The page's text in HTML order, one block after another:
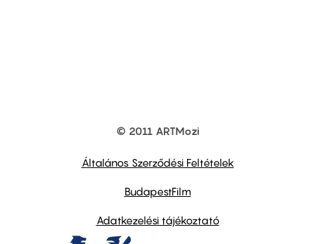
© 2011 ARTMozi
Általános Szerződési Feltételek
BudapestFilm
Adatkezelési tájékoztató